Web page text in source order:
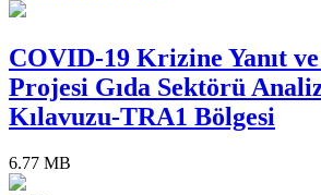
COVID-19 Krizine Yanıt ve
Projesi Gıda Sektörü
Kılavuzu-TRA1 Bölgesi
6.77 MB